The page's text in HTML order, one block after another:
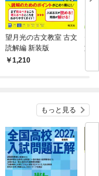
望月光の古文教室 古文
読解編 新装版
1,210
セ
文
もっと見る